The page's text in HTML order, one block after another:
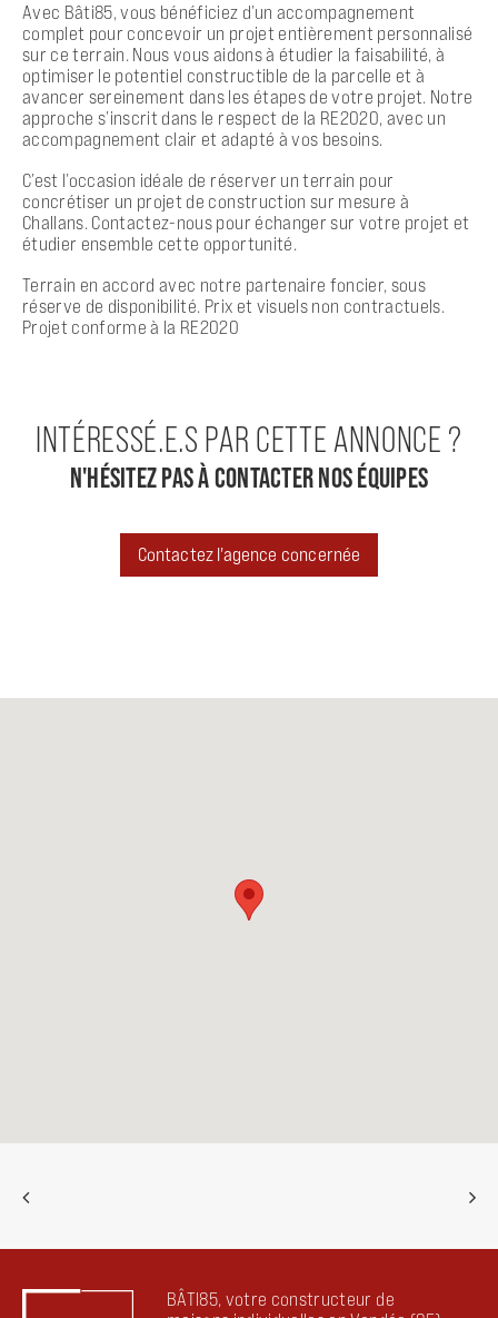
Avec Bâti85, vous bénéficiez d’un accompagnement
complet pour concevoir un projet entièrement personnalisé
sur ce terrain. Nous vous aidons à étudier la faisabilité, à
optimiser le potentiel constructible de la parcelle et à
avancer sereinement dans les étapes de votre projet. Notre
approche s’inscrit dans le respect de la RE2020, avec un
accompagnement clair et adapté à vos besoins.
C’est l’occasion idéale de réserver un terrain pour
concrétiser un projet de construction sur mesure à
Challans. Contactez-nous pour échanger sur votre projet et
étudier ensemble cette opportunité.
Terrain en accord avec notre partenaire foncier, sous
réserve de disponibilité. Prix et visuels non contractuels.
Projet conforme à la RE2020
N'HÉSITEZ PAS À CONTACTER NOS ÉQUIPES
INTÉRESSÉ.E.S PAR CETTE ANNONCE ?
Contactez l'agence concernée
BÂTI85, votre constructeur de